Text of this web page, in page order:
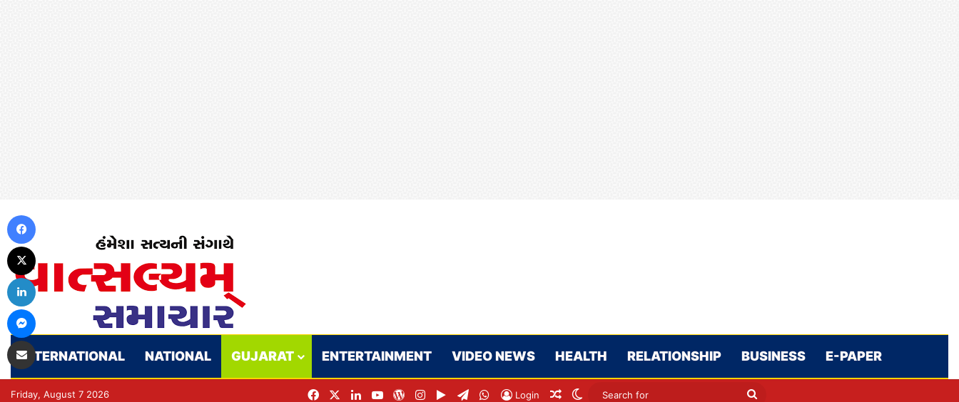
INTERNATIONAL NATIONAL GUJARAT ENTERTAINMENT VIDEO NEWS HEALTH RELATIONSHIP BUSINESS E-PAPER
Friday, August 7 2026 FacebookLinkedInYouTubeWordPress
Instagram
Google Play
Telegram
WhatsApp
Login Random Article
Switch skin
Search
LinkedIn